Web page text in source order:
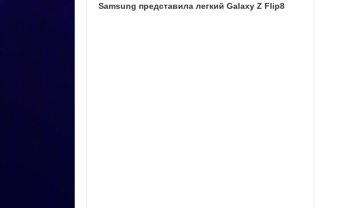
Samsung представила легкий Galaxy Z Flip8